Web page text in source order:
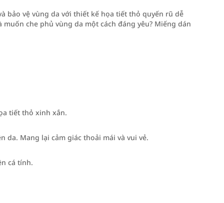
bảo vệ vùng da với thiết kế họa tiết thỏ quyến rũ dễ
che phủ vùng da một cách đáng yêu? Miếng dán
tiết thỏ xinh xắn.
Mang lại cảm giác thoải mái và vui vẻ.
cá tính.